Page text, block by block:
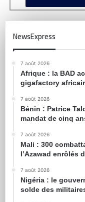
NewsExpress
7 août 2026
Afrique : la BAD
gigafactory
7 août 2026
Bénin : Patrice
mandat de cinq
7 août 2026
Mali : 300
l’Azawad enrôlés
7 août 2026
Nigéria : le
solde des